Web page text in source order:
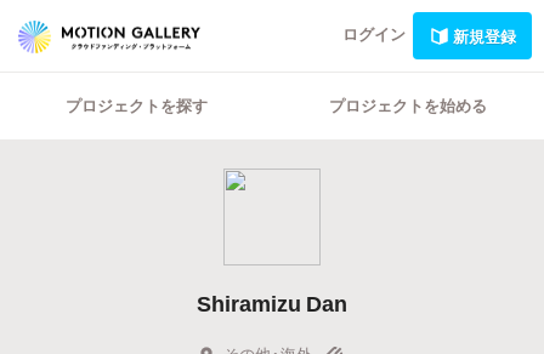
ログイン 新規登録
プロジェクトを探す プロジェクトを始める
Shiramizu Dan